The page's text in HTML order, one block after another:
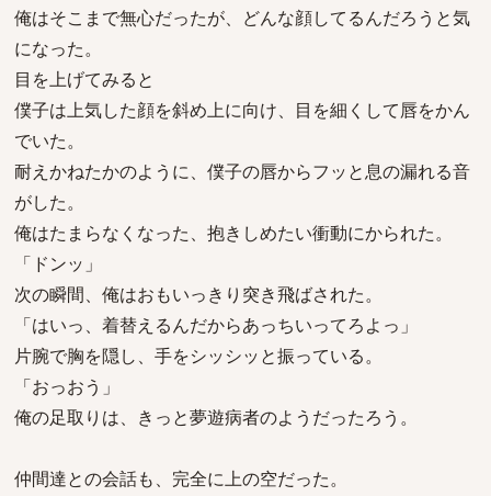
俺はそこまで無心だったが、どんな顔してるんだろうと気
になった。
目を上げてみると
僕子は上気した顔を斜め上に向け、目を細くして唇をかん
でいた。
耐えかねたかのように、僕子の唇からフッと息の漏れる音
がした。
俺はたまらなくなった、抱きしめたい衝動にかられた。
「ドンッ」
次の瞬間、俺はおもいっきり突き飛ばされた。
「はいっ、着替えるんだからあっちいってろよっ」
片腕で胸を隠し、手をシッシッと振っている。
「おっおう」
俺の足取りは、きっと夢遊病者のようだったろう。
仲間達との会話も、完全に上の空だった。